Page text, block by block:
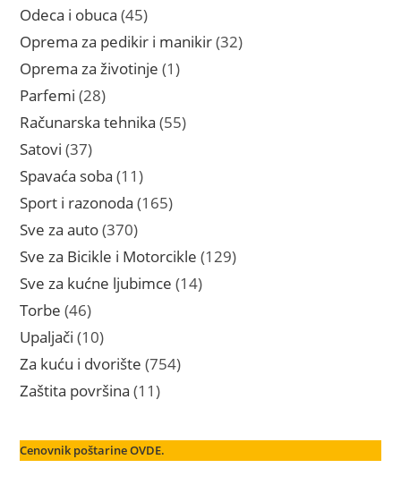
Odeca i obuca 4545
proizvoda
Oprema za pedikir i manikir 3232
Oprema za životinje 11
Parfemi 2828
proizvoda
Računarska tehnika 5555
Satovi 3737
proizvoda
Spavaća soba 1111
proizvoda
Sport i razonoda 165165
Sve za auto 370370
proizvoda
Sve za Bicikle i Motorcikle 129129
Sve za kućne ljubimce 1414
Torbe 4646
proizvoda
Upaljači 1010
proizvoda
Za kuću i dvorište 754754
Zaštita površina 1111
Cenovnik poštarine OVDE.